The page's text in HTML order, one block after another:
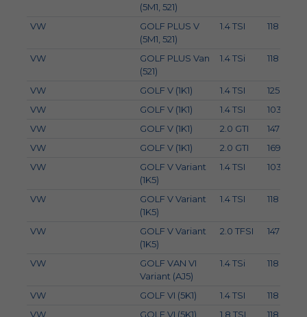
(5M1, 521)
VW
GOLF PLUS V
(5M1, 521)
1.4 TSI 118
VW
GOLF PLUS Van
(521)
1.4 TSi 118
VW GOLF V (1K1) 1.4 TSI 125
VW
GOLF V (1K1) 1.4 TSI 103
VW
GOLF V (1K1) 2.0 GTI 147
VW
GOLF V (1K1) 2.0 GTI 169
VW
GOLF V Variant
(1K5)
1.4 TSI 103
VW
GOLF V Variant
(1K5)
1.4 TSI 118
VW
GOLF V Variant
(1K5)
2.0 TFSI 147
VW
GOLF VAN VI
Variant (AJ5)
1.4 TSi 118
VW GOLF VI (5K1) 1.4 TSI 118
VW
GOLF VI (5K1) 1.8 TSI 118